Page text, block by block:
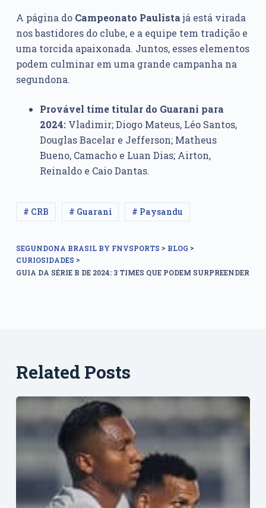
A página do Campeonato Paulistajá está virada
nos bastidores do clube, e a equipe tem tradição e
uma torcida apaixonada. Juntos, esses elementos
podem culminar em uma grande campanha na
segundona.
Provável time titular do Guarani para
2024:Vladimir; Diogo Mateus, Léo Santos,
Douglas Bacelar e Jefferson; Matheus
Bueno, Camacho e Luan Dias; Airton,
Reinaldo e Caio Dantas.
# CRB # Guarani # Paysandu
SEGUNDONA BRASIL BY FNVSPORTS > BLOG >
CURIOSIDADES >
GUIA DA SÉRIE B DE 2024: 3 TIMES QUE PODEM SURPREENDER
Related Posts